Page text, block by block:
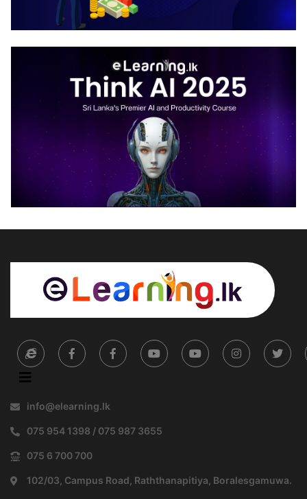
info@elearning.lk
075 954 1398 / 075 987 3655
075 6 700 700
102/03, Campus Road, Raththanapitiya, Boralesgamuwa.